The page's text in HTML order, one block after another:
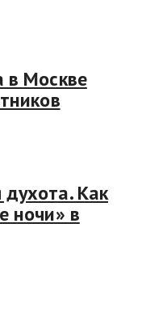
в Москве
Как
ночи» в